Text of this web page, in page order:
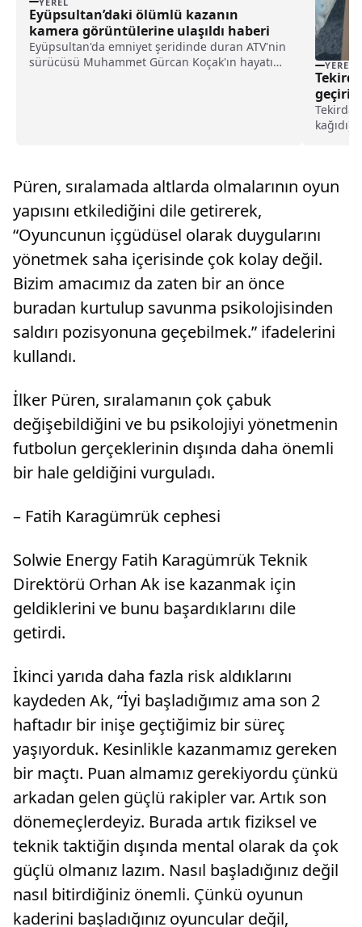
Eyüpsultan’daki ölümlü kazanın
kamera görüntülerine ulaşıldı haberi
Eyüpsultan'da emniyet şeridinde duran ATV'nin
sürücüsü Muhammet Gürcan Koçak'ın hayatını
YEREL
kağıdı)
ilçesin...
Püren, sıralamada altlarda olmalarının oyun
yapısını etkilediğini dile getirerek,
“Oyuncunun içgüdüsel olarak duygularını
yönetmek saha içerisinde çok kolay değil.
Bizim amacımız da zaten bir an önce
buradan kurtulup savunma psikolojisinden
saldırı pozisyonuna geçebilmek.” ifadelerini
kullandı.
İlker Püren, sıralamanın çok çabuk
değişebildiğini ve bu psikolojiyi yönetmenin
futbolun gerçeklerinin dışında daha önemli
bir hale geldiğini vurguladı.
– Fatih Karagümrük cephesi
Solwie Energy Fatih Karagümrük Teknik
Direktörü Orhan Ak ise kazanmak için
geldiklerini ve bunu başardıklarını dile
getirdi.
İkinci yarıda daha fazla risk aldıklarını
kaydeden Ak, “İyi başladığımız ama son 2
haftadır bir inişe geçtiğimiz bir süreç
yaşıyorduk. Kesinlikle kazanmamız gereken
bir maçtı. Puan almamız gerekiyordu çünkü
arkadan gelen güçlü rakipler var. Artık son
dönemeçlerdeyiz. Burada artık fiziksel ve
teknik taktiğin dışında mental olarak da çok
güçlü olmanız lazım. Nasıl başladığınız değil
nasıl bitirdiğiniz önemli. Çünkü oyunun
kaderini başladığınız oyuncular değil,